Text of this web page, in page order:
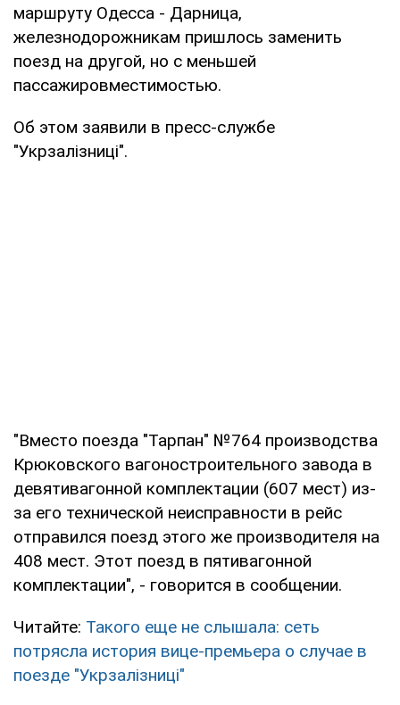
маршруту Одесса - Дарница,
железнодорожникам пришлось заменить
поезд на другой, но с меньшей
пассажировместимостью.
Об этом заявили в пресс-службе
"Укрзалізниці".
"Вместо поезда "Тарпан" №764 производства
Крюковского вагоностроительного завода в
девятивагонной комплектации (607 мест) из-
за его технической неисправности в рейс
отправился поезд этого же производителя на
408 мест. Этот поезд в пятивагонной
комплектации", - говорится в сообщении.
Читайте: Такого еще не слышала: сеть
потрясла история вице-премьера о случае в
поезде "Укрзалізниці"